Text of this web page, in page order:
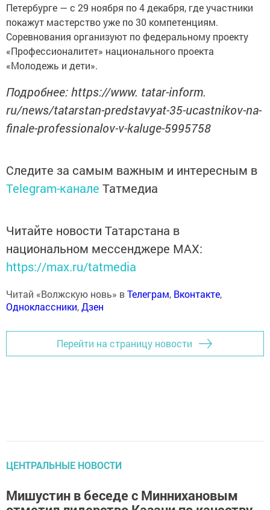
Петербурге — с 29 ноября по 4 декабря, где участники
покажут мастерство уже по 30 компетенциям.
Соревнования организуют по федеральному проекту
«Профессионалитет» национального проекта
«Молодежь и дети».
Подробнее: https://www. tatar-inform.
ru/news/tatarstan-predstavyat-35-ucastnikov-na-
finale-professionalov-v-kaluge-5995758
Следите за самым важным и интересным в
Telegram-канале Татмедиа
Читайте новости Татарстана в
национальном мессенджере MАХ:
https://max.ru/tatmedia
Читай «Волжскую новь» вТелеграм, Вконтакте,
Одноклассники,Дзен
Перейти на страницу новости
ЦЕНТРАЛЬНЫЕ НОВОСТИ
Мишустин в беседе с Миннихановым